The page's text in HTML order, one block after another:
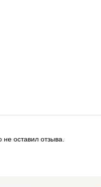
оставил отзыва.